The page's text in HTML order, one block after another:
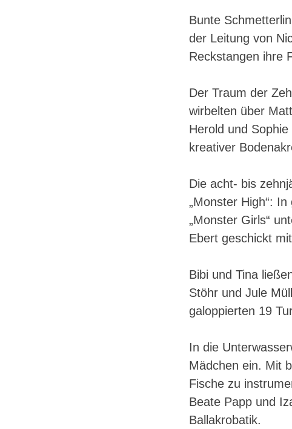
Bunte
der Leitung von
Reckstangen ihre
Der Traum der
wirbelten über
Herold und
kreativer
Die acht- bis
„Monster High“:
„Monster Girls“
Ebert geschickt
Bibi und Tina
Stöhr und Jule
galoppierten 19
In die
Mädchen ein. Mit
Fische zu
Beate Papp und
Ballakrobatik.